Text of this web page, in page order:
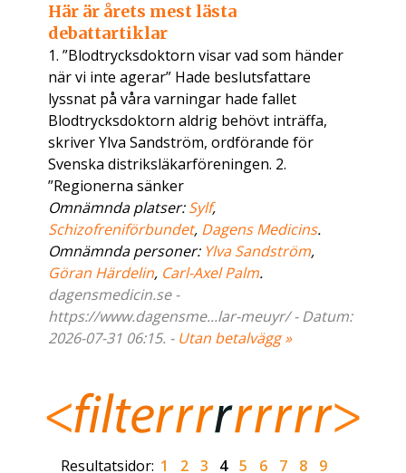
Här är årets mest lästa
debattartiklar
1. ”Blodtrycksdoktorn visar vad som händer
när vi inte agerar” Hade beslutsfattare
lyssnat på våra varningar hade fallet
Blodtrycksdoktorn aldrig behövt inträffa,
skriver Ylva Sandström, ordförande för
Svenska distriksläkarföreningen. 2.
”Regionerna sänker
Omnämnda platser:Sylf,
Schizofreniförbundet, Dagens Medicins.
Omnämnda personer: Ylva Sandström,
Göran Härdelin, Carl-Axel Palm.
dagensmedicin.se -
https://www.dagensme...lar-meuyr/ - Datum:
2026-07-31 06:15. - Utan betalvägg »
Resultatsidor: 1 2 3 4 5 6 7 8 9